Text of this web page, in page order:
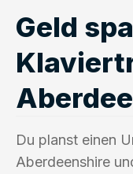
Geld
Du planst einen
Aberdeenshire